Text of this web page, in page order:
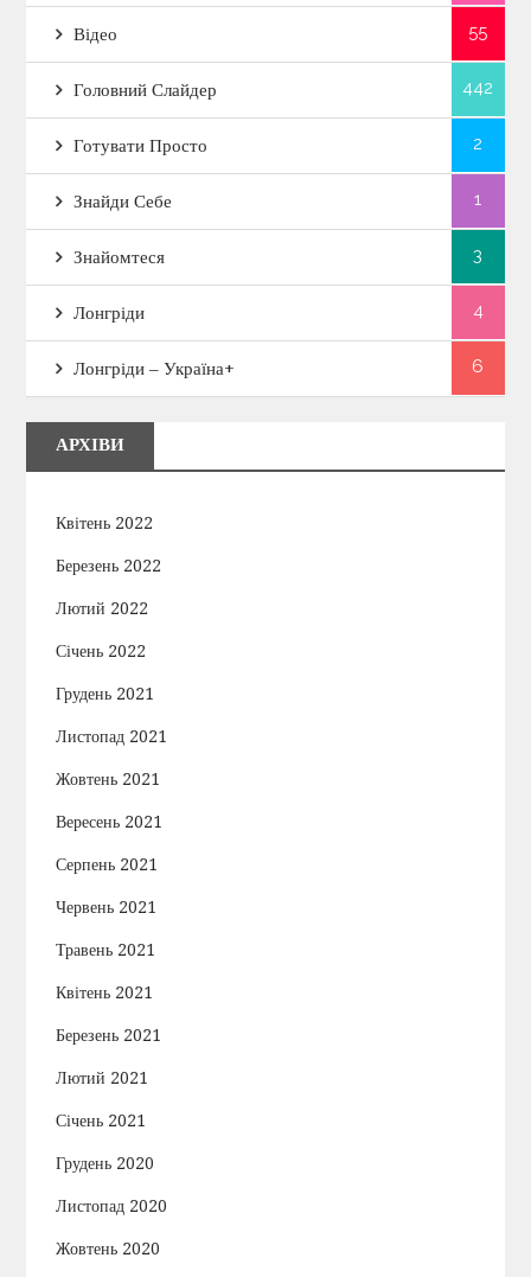
Відео 55
Головний Слайдер 442
Готувати Просто 2
Знайди Себе 1
Знайомтеся 3
Лонгріди 4
Лонгріди – Україна+ 6
АРХІВИ
Квітень 2022
Березень 2022
Лютий 2022
Січень 2022
Грудень 2021
Листопад 2021
Жовтень 2021
Вересень 2021
Серпень 2021
Червень 2021
Травень 2021
Квітень 2021
Березень 2021
Лютий 2021
Січень 2021
Грудень 2020
Листопад 2020
Жовтень 2020